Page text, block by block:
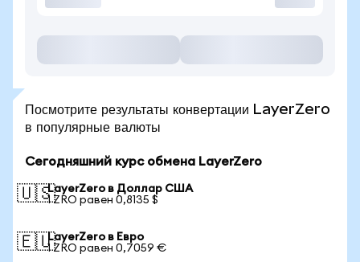
Посмотрите результаты конвертации LayerZero
в популярные валюты
Сегодняшний курс обмена LayerZero
🇺🇸LayerZero в Доллар США
1 ZRO равен 0,8135 $
🇪🇺LayerZero в Евро
1 ZRO равен 0,7059 €